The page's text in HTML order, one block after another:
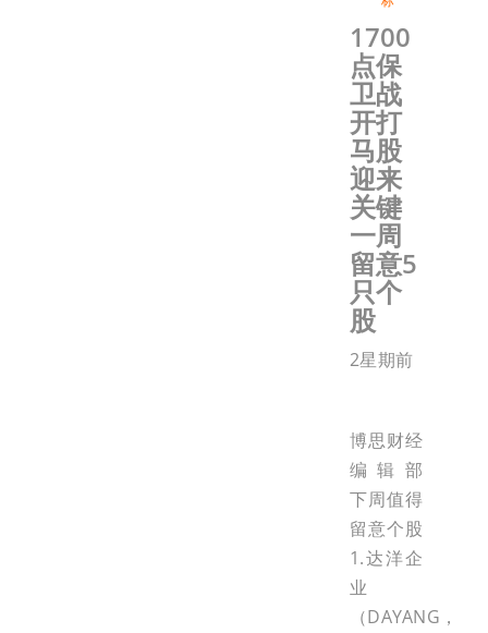
1700
点保
卫战
开打
马股
迎来
关键
一周
留意5
只个
股
2星期前
博思财经
编辑部
下周值得
留意个股
1.达洋企
业
（DAYANG，